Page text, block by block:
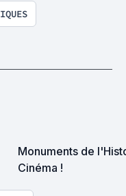
Monuments de
Cinéma !